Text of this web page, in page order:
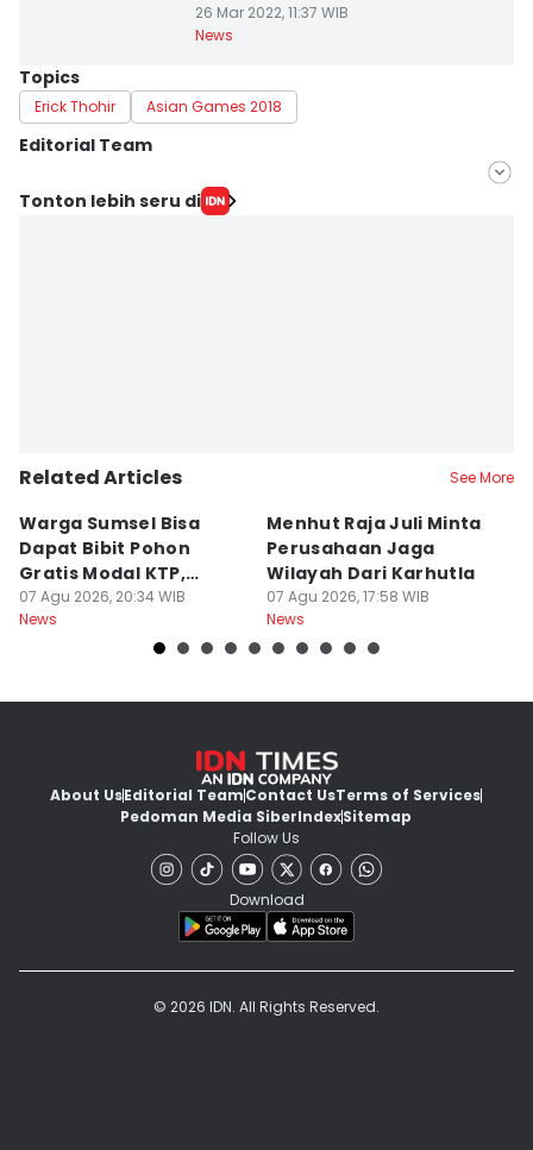
26 Mar 2022, 11:37 WIB
News
Topics
Erick Thohir Asian Games 2018
Editorial Team
Editor
Tonton lebih seru di
Related Articles See More
Warga Sumsel Bisa
Dapat Bibit Pohon
Gratis Modal KTP,
Menhut Beberkan
Caranya
07 Agu 2026, 20:34 WIB
News
Menhut Raja Juli Minta
Perusahaan Jaga
Wilayah Dari Karhutla
07 Agu 2026, 17:58 WIB
News
About UsEditorial TeamContact UsTerms of Services
Pedoman Media SiberIndexSitemap
Follow Us
Download
© 2026 IDN. All Rights Reserved.